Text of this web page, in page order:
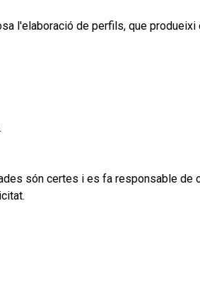
l'elaboració de perfils, que
són certes i es fa responsable de